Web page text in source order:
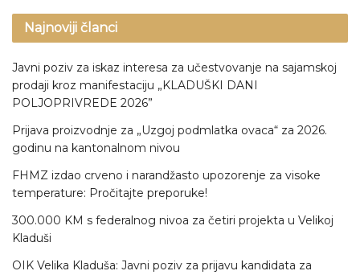
Najnoviji članci
Javni poziv za iskaz interesa za učestvovanje na sajamskoj
prodaji kroz manifestaciju „KLADUŠKI DANI
POLJOPRIVREDE 2026”
Prijava proizvodnje za „Uzgoj podmlatka ovaca“ za 2026.
godinu na kantonalnom nivou
FHMZ izdao crveno i narandžasto upozorenje za visoke
temperature: Pročitajte preporuke!
300.000 KM s federalnog nivoa za četiri projekta u Velikoj
Kladuši
OIK Velika Kladuša: Javni poziv za prijavu kandidata za